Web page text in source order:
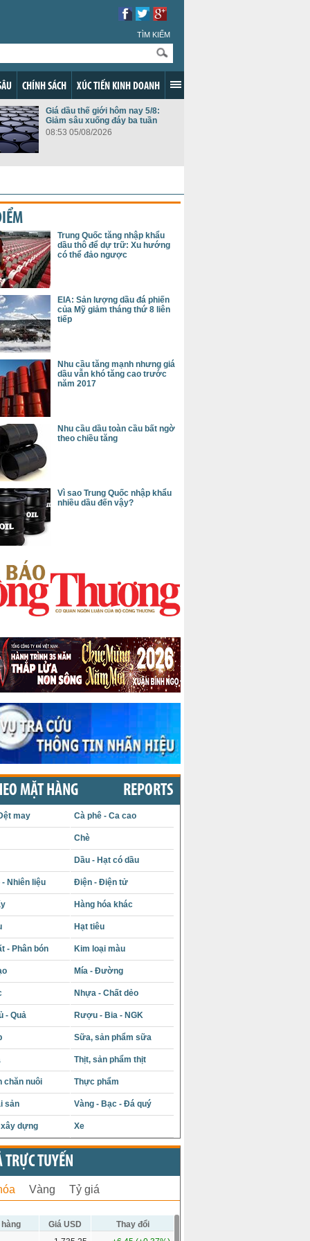
TÌM KIẾM
CHÍNH SÁCH XÚC TIẾN KINH DOANH
Giá dầu thế giới hôm nay 5/8:
Giảm sâu xuống đáy ba tuần
08:53 05/08/2026
Trung Quốc tăng nhập khẩu
dầu thô để dự trữ: Xu hướng
có thể đảo ngược
EIA: Sản lượng dầu đá phiến
của Mỹ giảm tháng thứ 8 liên
tiếp
Nhu cầu tăng mạnh nhưng giá
dầu vẫn khó tăng cao trước
năm 2017
Nhu cầu dầu toàn cầu bất ngờ
theo chiều tăng
Vì sao Trung Quốc nhập khẩu
nhiều dầu đến vậy?
MẶT HÀNG REPORTS
may Cà phê - Ca cao
Chè
Dầu - Hạt có dầu
- Nhiên liệu Điện - Điện tử
Hàng hóa khác
Hạt tiêu
- Phân bón Kim loại màu
Mía - Đường
Nhựa - Chất dẻo
- Quả Rượu - Bia - NGK
Sữa, sản phẩm sữa
Thịt, sản phẩm thịt
chăn nuôi Thực phẩm
sản Vàng - Bạc - Đá quý
dựng Xe
TRỰC TUYẾN
Vàng Tỷ giá
Giá USD
Thay đổi